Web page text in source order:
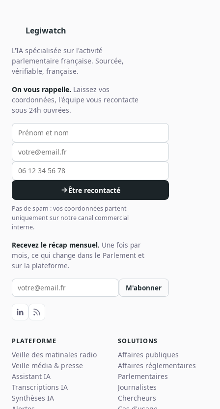
Legiwatch
L'IA spécialisée sur l'activité
parlementaire française. Sourcée,
vérifiable, française.
On vous rappelle. Laissez vos
coordonnées, l'équipe vous recontacte
sous 24h ouvrées.
Votre prénom et nom
Votre email
Votre téléphone
Être recontacté
Pas de spam : vos coordonnées partent
uniquement sur notre canal commercial
interne.
Recevez le récap mensuel. Une fois par
mois, ce qui change dans le Parlement et
sur la plateforme.
Votre email pour la newsletter
M'abonner
PLATEFORME
Veille des matinales radio
Veille média & presse
Assistant IA
Transcriptions IA
Synthèses IA
SOLUTIONS
Affaires publiques
Affaires réglementaires
Parlementaires
Journalistes
Chercheurs